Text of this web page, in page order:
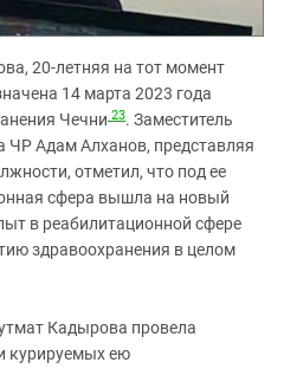
20-летняя на тот момент
14 марта 2023 года
Чечни 23. Заместитель
ЧР Адам Алханов, представляя
отметил, что под ее
сфера вышла на новый
в реабилитационной сфере
здравоохранения в целом
Кадырова провела
курируемых ею